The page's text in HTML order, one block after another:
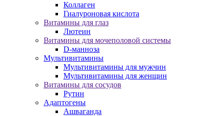
Коллаген
Гиалуроновая кислота
Витамины для глаз
Лютеин
Витамины для мочеполовой системы
D-манноза
Мультивитамины
Мультивитамины для мужчин
Мультивитамины для женщин
Витамины для сосудов
Рутин
Адаптогены
Ашваганда